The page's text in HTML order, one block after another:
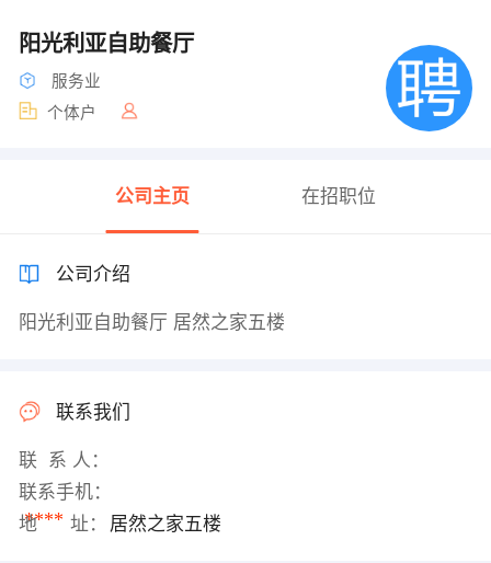
阳光利亚自助餐厅
服务业
个体户
公司主页 在招职位
公司介绍
阳光利亚自助餐厅 居然之家五楼
联系我们
联 系 人：
联系手机：
****
地 址： 居然之家五楼